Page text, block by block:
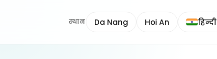
स्थान Da Nang Hoi An हिन्दी